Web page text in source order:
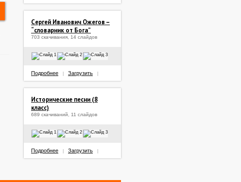
Сергей Иванович Ожегов –
“словарник от Бога”
703 скачивания, 14 слайдов
Подробнее Загрузить
Исторические песни (8
класс)
689 скачиваний, 11 слайдов
Подробнее Загрузить